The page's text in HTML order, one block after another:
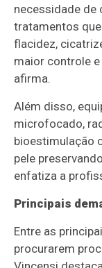
necessidade de
tratamentos
flacidez,
maior controle
afirma.
Além disso,
microfocado,
bioestimulação
pele
enfatiza a
Principais
Entre as
procurarem